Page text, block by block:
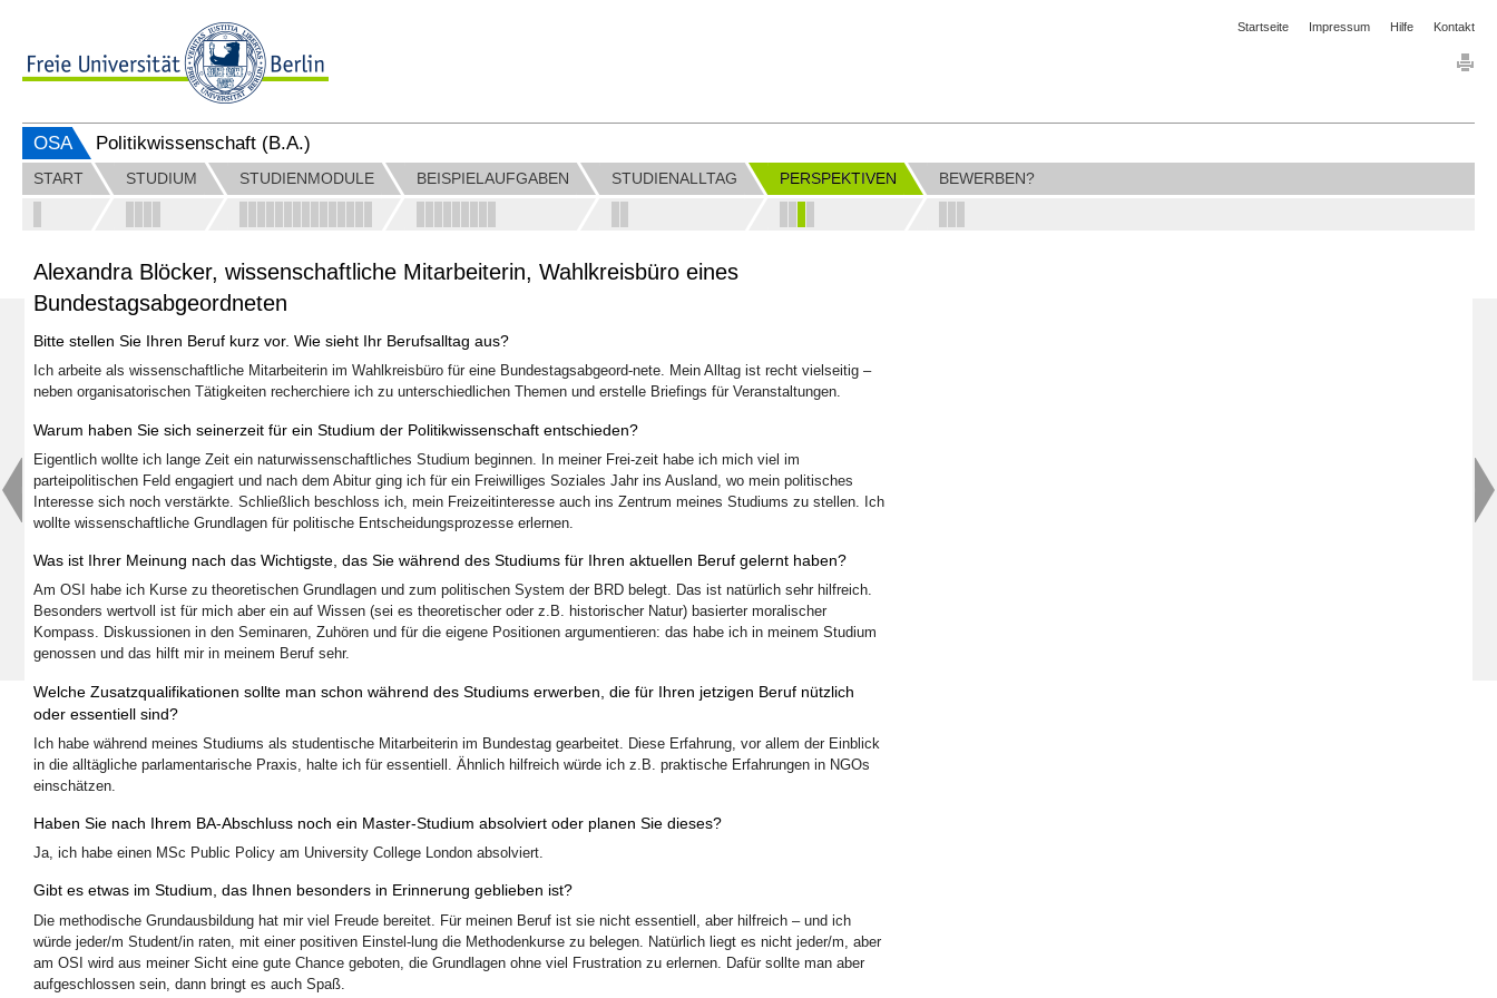
Startseite Impressum Hilfe Kontakt
OSA Politikwissenschaft (B.A.)
START STUDIUM STUDIENMODULE BEISPIELAUFGABEN STUDIENALLTAG PERSPEKTIVEN BEWERBEN?
Alexandra Blöcker, wissenschaftliche Mitarbeiterin, Wahlkreisbüro eines
Bundestagsabgeordneten
Bitte stellen Sie Ihren Beruf kurz vor. Wie sieht Ihr Berufsalltag aus?
Ich arbeite als wissenschaftliche Mitarbeiterin im Wahlkreisbüro für eine Bundestagsabgeord-nete. Mein Alltag ist recht vielseitig –
neben organisatorischen Tätigkeiten recherchiere ich zu unterschiedlichen Themen und erstelle Briefings für Veranstaltungen.
Warum haben Sie sich seinerzeit für ein Studium der Politikwissenschaft entschieden?
Eigentlich wollte ich lange Zeit ein naturwissenschaftliches Studium beginnen. In meiner Frei-zeit habe ich mich viel im
parteipolitischen Feld engagiert und nach dem Abitur ging ich für ein Freiwilliges Soziales Jahr ins Ausland, wo mein politisches
Interesse sich noch verstärkte. Schließlich beschloss ich, mein Freizeitinteresse auch ins Zentrum meines Studiums zu stellen. Ich
wollte wissenschaftliche Grundlagen für politische Entscheidungsprozesse erlernen.
Was ist Ihrer Meinung nach das Wichtigste, das Sie während des Studiums für Ihren aktuellen Beruf gelernt haben?
Am OSI habe ich Kurse zu theoretischen Grundlagen und zum politischen System der BRD belegt. Das ist natürlich sehr hilfreich.
Besonders wertvoll ist für mich aber ein auf Wissen (sei es theoretischer oder z.B. historischer Natur) basierter moralischer
Kompass. Diskussionen in den Seminaren, Zuhören und für die eigene Positionen argumentieren: das habe ich in meinem Studium
genossen und das hilft mir in meinem Beruf sehr.
Welche Zusatzqualifikationen sollte man schon während des Studiums erwerben, die für Ihren jetzigen Beruf nützlich
oder essentiell sind?
Ich habe während meines Studiums als studentische Mitarbeiterin im Bundestag gearbeitet. Diese Erfahrung, vor allem der Einblick
in die alltägliche parlamentarische Praxis, halte ich für essentiell. Ähnlich hilfreich würde ich z.B. praktische Erfahrungen in NGOs
einschätzen.
Haben Sie nach Ihrem BA-Abschluss noch ein Master-Studium absolviert oder planen Sie dieses?
Ja, ich habe einen MSc Public Policy am University College London absolviert.
Gibt es etwas im Studium, das Ihnen besonders in Erinnerung geblieben ist?
Die methodische Grundausbildung hat mir viel Freude bereitet. Für meinen Beruf ist sie nicht essentiell, aber hilfreich – und ich
würde jeder/m Student/in raten, mit einer positiven Einstel-lung die Methodenkurse zu belegen. Natürlich liegt es nicht jeder/m, aber
am OSI wird aus meiner Sicht eine gute Chance geboten, die Grundlagen ohne viel Frustration zu erlernen. Dafür sollte man aber
aufgeschlossen sein, dann bringt es auch Spaß.